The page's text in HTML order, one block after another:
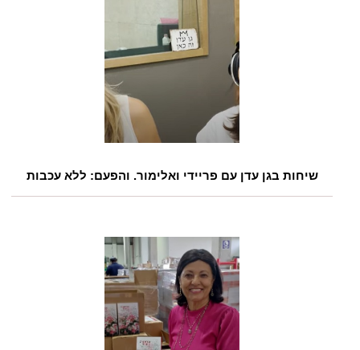
שיחות בגן עדן עם פריידי ואלימור. והפעם: ללא עכבות